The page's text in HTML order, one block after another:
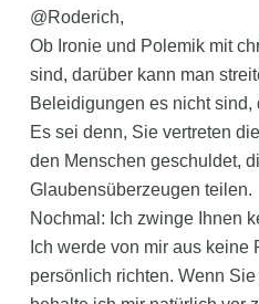
@Roderich,
Ob Ironie und Polemik mit
sind, darüber kann man
Beleidigungen es nicht sind,
Es sei denn, Sie vertreten
den Menschen geschuldet,
Glaubensüberzeugen teilen.
Nochmal: Ich zwinge Ihnen
Ich werde von mir aus keine
persönlich richten. Wenn